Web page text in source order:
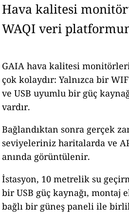
Hava kalitesi
WAQI veri
GAIA hava kalitesi
çok kolaydır: Yalnızca bir
ve USB uyumlu bir güç
vardır.
Bağlandıktan sonra gerçek
seviyeleriniz haritalarda ve
anında görüntülenir.
İstasyon, 10 metrelik su
bir USB güç kaynağı, montaj
bağlı bir güneş paneli ile